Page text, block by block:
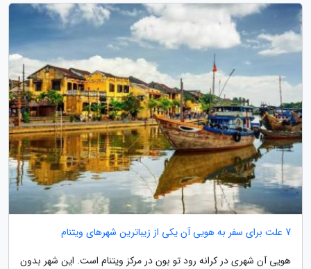
7 علت برای سفر به هویی آن یکی از زیباترین شهرهای ویتنام
هویی آن شهری در کرانه رود تو بون در مرکز ویتنام است. این شهر بدون